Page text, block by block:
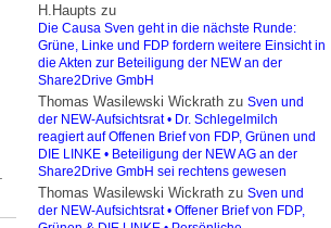
H.Haupts zu
Die Causa Sven geht in die nächste Runde:
Grüne, Linke und FDP fordern weitere Einsicht in
die Akten zur Beteiligung der NEW an der
Share2Drive GmbH
Thomas Wasilewski Wickrath zu Sven und
der NEW-Aufsichtsrat • Dr. Schlegelmilch
reagiert auf Offenen Brief von FDP, Grünen und
DIE LINKE • Beteiligung der NEW AG an der
Share2Drive GmbH sei rechtens gewesen
Thomas Wasilewski Wickrath zu Sven und
der NEW-Aufsichtsrat • Offener Brief von FDP,